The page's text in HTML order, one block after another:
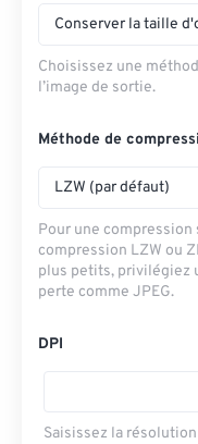
Conserver la taille
Choisissez une
l’image de sortie.
Méthode de
LZW (par défaut)
Pour une
compression LZW ou
plus petits, privilégiez
perte comme JPEG.
DPI
Saisissez la